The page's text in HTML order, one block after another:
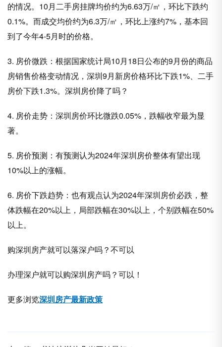
的情况。10月二手房挂牌均价约为6.63万/㎡，环比下跌约
0.1%。而成交均价约为6.3万/㎡，环比上涨约7%，基本回
到了今年4-5月时的价格。
3. 房价微跌：根据国家统计局10月18日公布的9月份的商品
房销售价格变动情况，深圳9月新房价格环比下跌1%、二手
房价下跌1.3%。深圳房价降了吗？
4. 房价走势：深圳房价环比微跌0.05%，跌幅收窄最为显
著。
5. 房价预测：有预测认为2024年深圳房价整体有望出现
10%以上的涨幅。
6. 房价下跌趋势：也有观点认为2024年深圳房价必跌，整
体跌幅在20%以上，局部跌幅在30%以上，个别跌幅在50%
以上。
购深圳房产就可以落深户吗？不可以
办理深户就可以购深圳房产吗？可以！
更多浏览深圳房产最新政策